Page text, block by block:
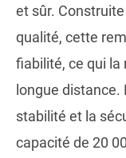
et sûr.
qualité, cette
fiabilité, ce qui
longue distance.
stabilité et la
capacité de 20